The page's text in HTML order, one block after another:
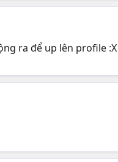
ra để up lên profile